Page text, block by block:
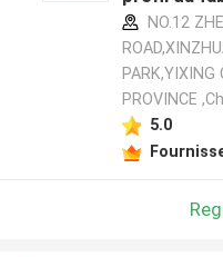
NO.12
PARK,YIXING
PROVINCE
5.0